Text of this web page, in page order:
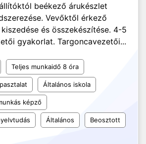
beékező árukészlet
Vevőktől érkező
és összekészítése. 4-5
gyakorlat. Targoncavezetői...
Teljes munkaidő 8 óra
Általános iskola
képző
Általános Beosztott